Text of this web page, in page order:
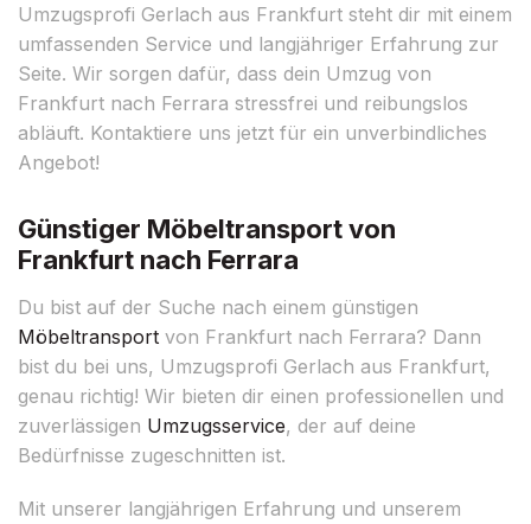
Umzugsprofi Gerlach aus Frankfurt steht dir mit einem
umfassenden Service und langjähriger Erfahrung zur
Seite. Wir sorgen dafür, dass dein Umzug von
Frankfurt nach Ferrara stressfrei und reibungslos
abläuft. Kontaktiere uns jetzt für ein unverbindliches
Angebot!
Günstiger Möbeltransport von
Frankfurt nach Ferrara
Du bist auf der Suche nach einem günstigen
Möbeltransport von Frankfurt nach Ferrara? Dann
bist du bei uns, Umzugsprofi Gerlach aus Frankfurt,
genau richtig! Wir bieten dir einen professionellen und
zuverlässigen Umzugsservice, der auf deine
Bedürfnisse zugeschnitten ist.
Mit unserer langjährigen Erfahrung und unserem